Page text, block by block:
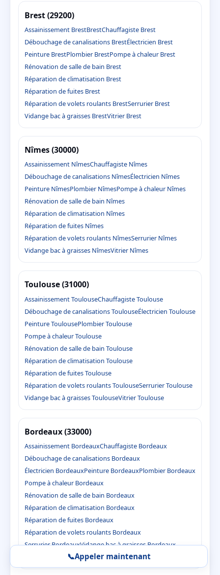
Brest (29200)
Assainissement BrestBrestChauffagiste Brest
Débouchage de canalisations BrestÉlectricien Brest
Peinture BrestPlombier BrestPompe à chaleur Brest
Rénovation de salle de bain Brest
Réparation de climatisation Brest
Réparation de fuites Brest
Réparation de volets roulants BrestSerrurier Brest
Vidange bac à graisses BrestVitrier Brest
Nîmes (30000)
Assainissement NîmesChauffagiste Nîmes
Débouchage de canalisations NîmesÉlectricien Nîmes
Peinture NîmesPlombier NîmesPompe à chaleur Nîmes
Rénovation de salle de bain Nîmes
Réparation de climatisation Nîmes
Réparation de fuites Nîmes
Réparation de volets roulants NîmesSerrurier Nîmes
Vidange bac à graisses NîmesVitrier Nîmes
Toulouse (31000)
Assainissement ToulouseChauffagiste Toulouse
Débouchage de canalisations ToulouseÉlectricien Toulouse
Peinture ToulousePlombier Toulouse
Pompe à chaleur Toulouse
Rénovation de salle de bain Toulouse
Réparation de climatisation Toulouse
Réparation de fuites Toulouse
Réparation de volets roulants ToulouseSerrurier Toulouse
Vidange bac à graisses ToulouseVitrier Toulouse
Bordeaux (33000)
Assainissement BordeauxChauffagiste Bordeaux
Débouchage de canalisations Bordeaux
Électricien BordeauxPeinture BordeauxPlombier Bordeaux
Pompe à chaleur Bordeaux
Rénovation de salle de bain Bordeaux
Réparation de climatisation Bordeaux
Réparation de fuites Bordeaux
Réparation de volets roulants Bordeaux
Serrurier BordeauxVidange bac à graisses Bordeaux
Vitrier Bordeaux
📞Appeler maintenant